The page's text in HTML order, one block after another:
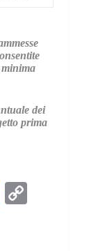
dei
prima
M